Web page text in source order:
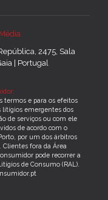
2475, Sala
| Portugal
termos e para os efeitos
litígios emergentes dos
de serviços ou com ele
de acordo com o
por um dos árbitros
fora da Área
pode recorrer a
de Consumo (RAL).